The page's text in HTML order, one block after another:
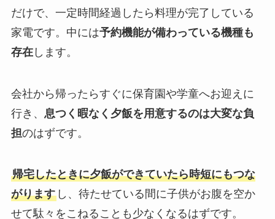
だけで、一定時間経過したら料理が完了している
家電です。中には予約機能が備わっている機種も
存在します。
会社から帰ったらすぐに保育園や学童へお迎えに
行き、 息つく暇なく夕飯を用意するのは大変な負
担のはずです。
帰宅したときに夕飯ができていたら時短にもつな
がりますし、待たせている間に子供がお腹を空か
せて駄々をこねることも少なくなるはずです。